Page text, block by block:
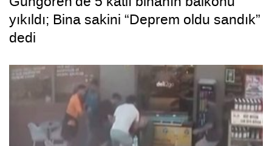
yıkıldı; Bina sakini “Deprem oldu sandık”
dedi